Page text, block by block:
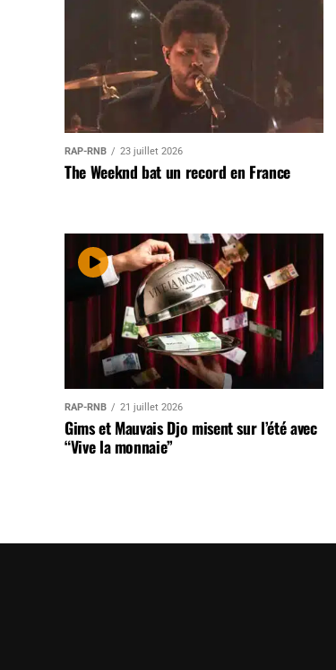
RAP-RNB 23 juillet 2026
The Weeknd bat un record en France
RAP-RNB 21 juillet 2026
Gims et Mauvais Djo misent sur l’été avec
“Vive la monnaie”